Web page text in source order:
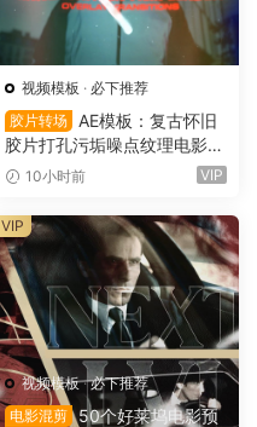
视频模板 · 必下推荐
胶片转场
AE模板：复古怀旧
胶片打孔污垢噪点纹理电影帧
叠加电影短片剪辑转场过渡
10小时前 VIP
视频模板·必下推荐
电影混剪
50个好莱坞电影预
VIP